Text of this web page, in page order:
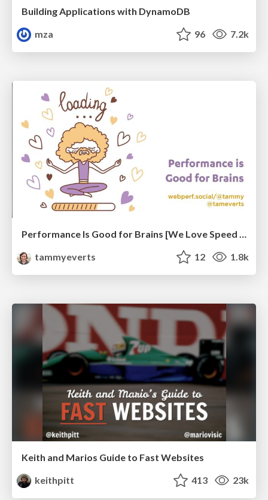
Building Applications with DynamoDB
mza
96 7.2k
Performance Is Good for Brains [We Love Speed 2024]
tammyeverts
12 1.8k
Keith and Marios Guide to Fast Websites
keithpitt
413 23k